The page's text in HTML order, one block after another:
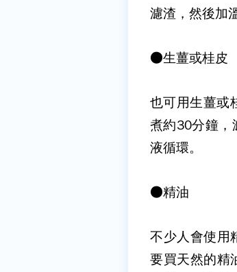
濾渣，然後加
●生薑或桂皮
也可用生薑或
煮約30分鐘，
液循環。
●精油
不少人會使用
要買天然的精